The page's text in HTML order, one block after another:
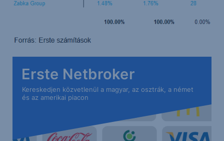
Erste Netbroker
Kereskedjen közvetlenül a magyar, az osztrák, a német
és az amerikai piacon